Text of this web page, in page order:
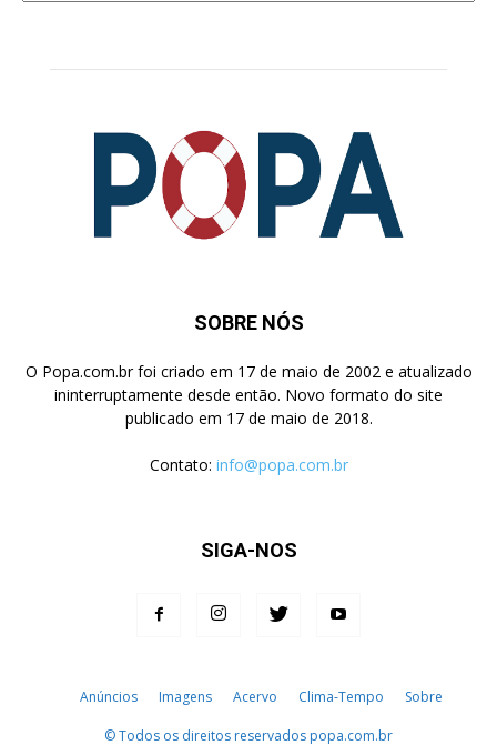
SOBRE NÓS
O Popa.com.br foi criado em 17 de maio de 2002 e atualizado
ininterruptamente desde então. Novo formato do site
publicado em 17 de maio de 2018.
Contato: info@popa.com.br
SIGA-NOS
Anúncios Imagens Acervo Clima-Tempo Sobre
© Todos os direitos reservados popa.com.br